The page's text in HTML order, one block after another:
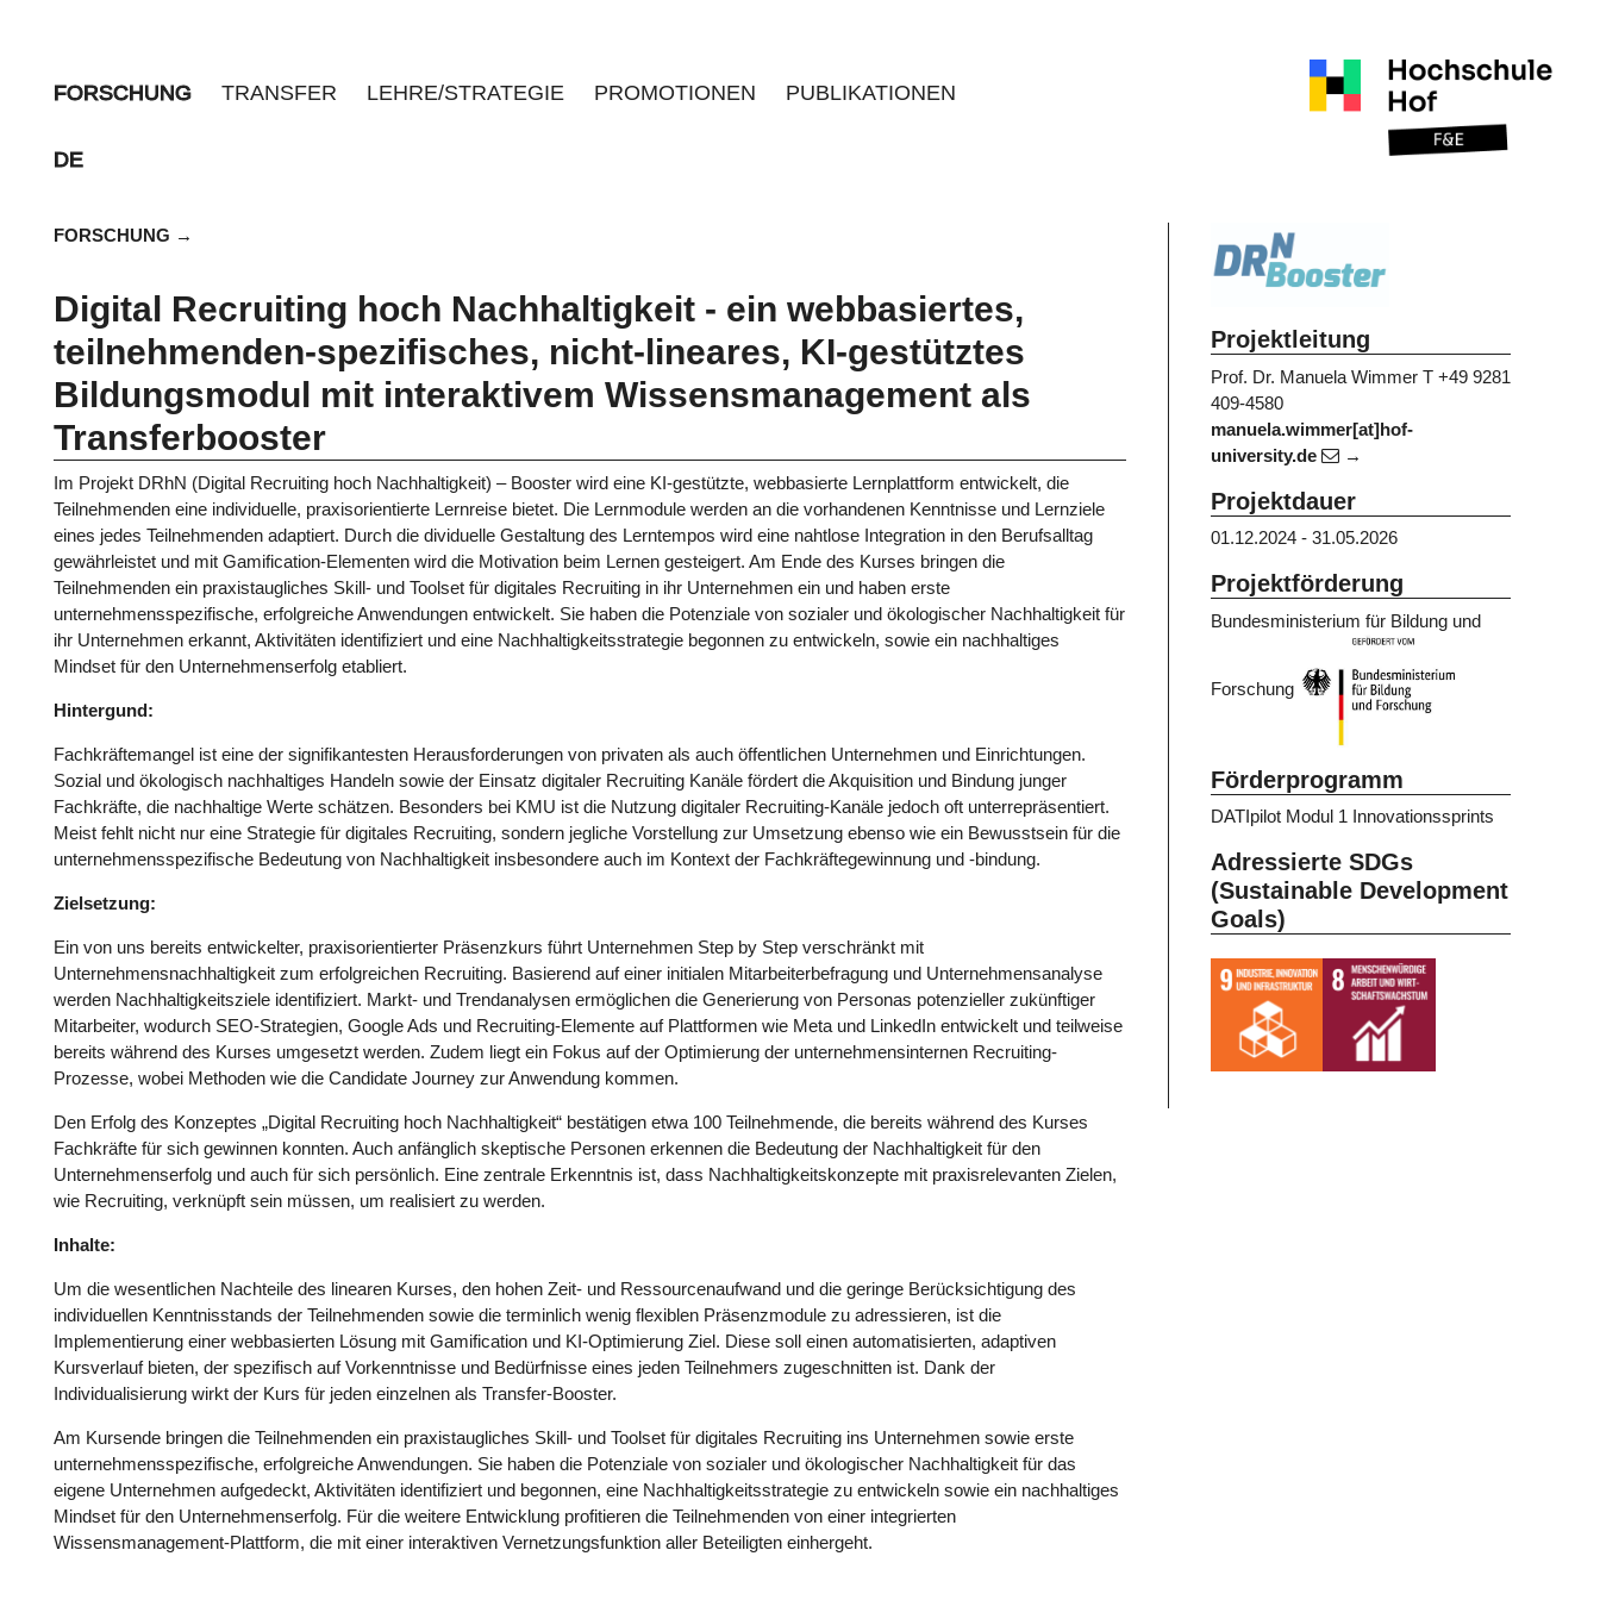
FORSCHUNG TRANSFER LEHRE/STRATEGIE PROMOTIONEN PUBLIKATIONEN
DE
FORSCHUNG
Digital Recruiting hoch Nachhaltigkeit - ein webbasiertes,
teilnehmenden-spezifisches, nicht-lineares, KI-gestütztes
Bildungsmodul mit interaktivem Wissensmanagement als
Transferbooster
Im Projekt DRhN (Digital Recruiting hoch Nachhaltigkeit) – Booster wird eine KI-gestützte, webbasierte Lernplattform entwickelt, die
Teilnehmenden eine individuelle, praxisorientierte Lernreise bietet. Die Lernmodule werden an die vorhandenen Kenntnisse und Lernziele
eines jedes Teilnehmenden adaptiert. Durch die dividuelle Gestaltung des Lerntempos wird eine nahtlose Integration in den Berufsalltag
gewährleistet und mit Gamification-Elementen wird die Motivation beim Lernen gesteigert. Am Ende des Kurses bringen die
Teilnehmenden ein praxistaugliches Skill- und Toolset für digitales Recruiting in ihr Unternehmen ein und haben erste
unternehmensspezifische, erfolgreiche Anwendungen entwickelt. Sie haben die Potenziale von sozialer und ökologischer Nachhaltigkeit für
ihr Unternehmen erkannt, Aktivitäten identifiziert und eine Nachhaltigkeitsstrategie begonnen zu entwickeln, sowie ein nachhaltiges
Mindset für den Unternehmenserfolg etabliert.
Hintergund:
Fachkräftemangel ist eine der signifikantesten Herausforderungen von privaten als auch öffentlichen Unternehmen und Einrichtungen.
Sozial und ökologisch nachhaltiges Handeln sowie der Einsatz digitaler Recruiting Kanäle fördert die Akquisition und Bindung junger
Fachkräfte, die nachhaltige Werte schätzen. Besonders bei KMU ist die Nutzung digitaler Recruiting-Kanäle jedoch oft unterrepräsentiert.
Meist fehlt nicht nur eine Strategie für digitales Recruiting, sondern jegliche Vorstellung zur Umsetzung ebenso wie ein Bewusstsein für die
unternehmensspezifische Bedeutung von Nachhaltigkeit insbesondere auch im Kontext der Fachkräftegewinnung und -bindung.
Zielsetzung:
Ein von uns bereits entwickelter, praxisorientierter Präsenzkurs führt Unternehmen Step by Step verschränkt mit
Unternehmensnachhaltigkeit zum erfolgreichen Recruiting. Basierend auf einer initialen Mitarbeiterbefragung und Unternehmensanalyse
werden Nachhaltigkeitsziele identifiziert. Markt- und Trendanalysen ermöglichen die Generierung von Personas potenzieller zukünftiger
Mitarbeiter, wodurch SEO-Strategien, Google Ads und Recruiting-Elemente auf Plattformen wie Meta und LinkedIn entwickelt und teilweise
bereits während des Kurses umgesetzt werden. Zudem liegt ein Fokus auf der Optimierung der unternehmensinternen Recruiting-
Prozesse, wobei Methoden wie die Candidate Journey zur Anwendung kommen.
Den Erfolg des Konzeptes „Digital Recruiting hoch Nachhaltigkeit“ bestätigen etwa 100 Teilnehmende, die bereits während des Kurses
Fachkräfte für sich gewinnen konnten. Auch anfänglich skeptische Personen erkennen die Bedeutung der Nachhaltigkeit für den
Unternehmenserfolg und auch für sich persönlich. Eine zentrale Erkenntnis ist, dass Nachhaltigkeitskonzepte mit praxisrelevanten Zielen,
wie Recruiting, verknüpft sein müssen, um realisiert zu werden.
Inhalte:
Um die wesentlichen Nachteile des linearen Kurses, den hohen Zeit- und Ressourcenaufwand und die geringe Berücksichtigung des
individuellen Kenntnisstands der Teilnehmenden sowie die terminlich wenig flexiblen Präsenzmodule zu adressieren, ist die
Implementierung einer webbasierten Lösung mit Gamification und KI-Optimierung Ziel. Diese soll einen automatisierten, adaptiven
Kursverlauf bieten, der spezifisch auf Vorkenntnisse und Bedürfnisse eines jeden Teilnehmers zugeschnitten ist. Dank der
Individualisierung wirkt der Kurs für jeden einzelnen als Transfer-Booster.
Am Kursende bringen die Teilnehmenden ein praxistaugliches Skill- und Toolset für digitales Recruiting ins Unternehmen sowie erste
unternehmensspezifische, erfolgreiche Anwendungen. Sie haben die Potenziale von sozialer und ökologischer Nachhaltigkeit für das
eigene Unternehmen aufgedeckt, Aktivitäten identifiziert und begonnen, eine Nachhaltigkeitsstrategie zu entwickeln sowie ein nachhaltiges
Mindset für den Unternehmenserfolg. Für die weitere Entwicklung profitieren die Teilnehmenden von einer integrierten
Wissensmanagement-Plattform, die mit einer interaktiven Vernetzungsfunktion aller Beteiligten einhergeht.
Projektleitung
Prof. Dr. Manuela Wimmer T +49 9281
409-4580
manuela.wimmer[at]hof-
university.de
Projektdauer
01.12.2024 - 31.05.2026
Projektförderung
Bundesministerium für Bildung und
Forschung
Förderprogramm
DATIpilot Modul 1 Innovationssprints
Adressierte SDGs
(Sustainable Development
Goals)